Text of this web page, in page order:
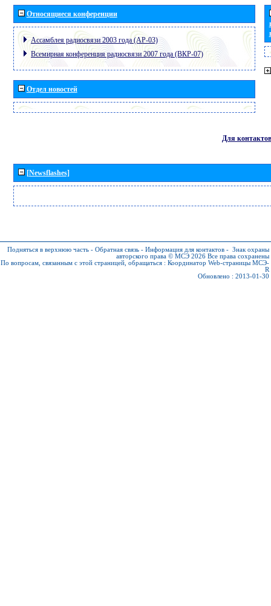
Относящиеся конференции
Ассамблея радиосвязи 2003 года (АР-03)
Всемирная конференция радиосвязи 2007 года (ВКР-07)
Отдел новостей
Для контактов
[Newsflashes]
Подняться в верхнюю часть - Обратная связь - Информация для контактов - Знак охраны
авторского права © МСЭ 2026 Все права сохранены
По вопросам, связанным с этой страницей, обращаться : Координатор Web-страницы МСЭ-
R
Обновлено : 2013-01-30